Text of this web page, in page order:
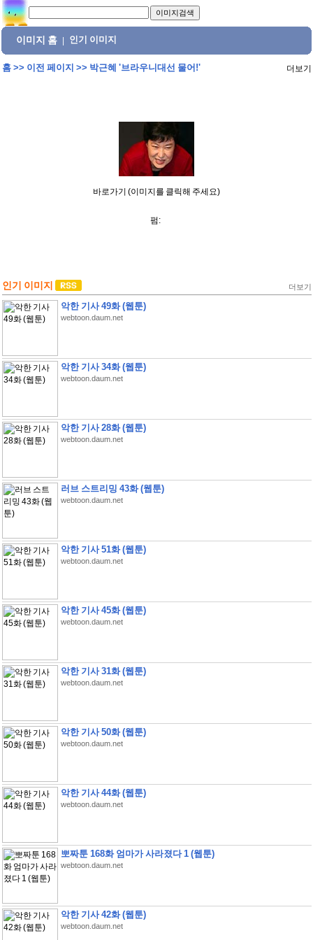
이미지 홈 인기 이미지
홈>> 이전 페이지 >> 박근혜 '브라우니대선 물어!' 더보기
바로가기 (이미지를 클릭해 주세요)
펌:
인기 이미지 더보기
악한 기사 49화 (웹툰)
webtoon.daum.net
악한 기사 34화 (웹툰)
webtoon.daum.net
악한 기사 28화 (웹툰)
webtoon.daum.net
러브 스트리밍 43화 (웹툰)
webtoon.daum.net
악한 기사 51화 (웹툰)
webtoon.daum.net
악한 기사 45화 (웹툰)
webtoon.daum.net
악한 기사 31화 (웹툰)
webtoon.daum.net
악한 기사 50화 (웹툰)
webtoon.daum.net
악한 기사 44화 (웹툰)
webtoon.daum.net
뽀짜툰 168화 엄마가 사라졌다 1 (웹툰)
webtoon.daum.net
악한 기사 42화 (웹툰)
webtoon.daum.net